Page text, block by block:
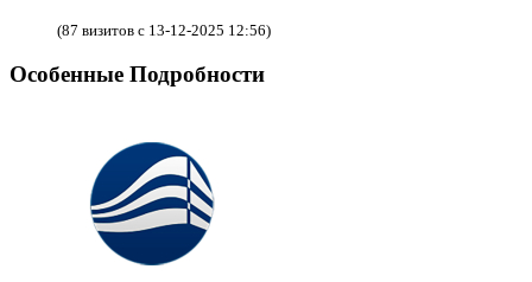
(87 визитов с 13-12-2025 12:56)
Особенные Подробности